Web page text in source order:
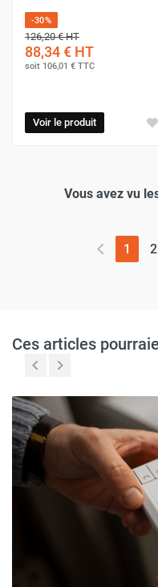
-30%
126,20 €HT
88,34 € HT
soit 106,01 € TTC
Voir le produit
Vous avez vu
1 2
Ces articles